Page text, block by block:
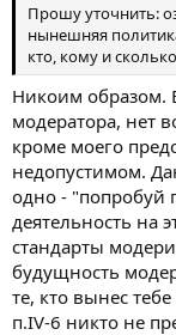
Прошу уточнить:
нынешняя
кто, кому и
Никоим образом.
модератора, нет
кроме моего
недопустимом.
одно - "попробуй
деятельность на
стандарты
будущность
те, кто вынес
п.IV-6 никто не